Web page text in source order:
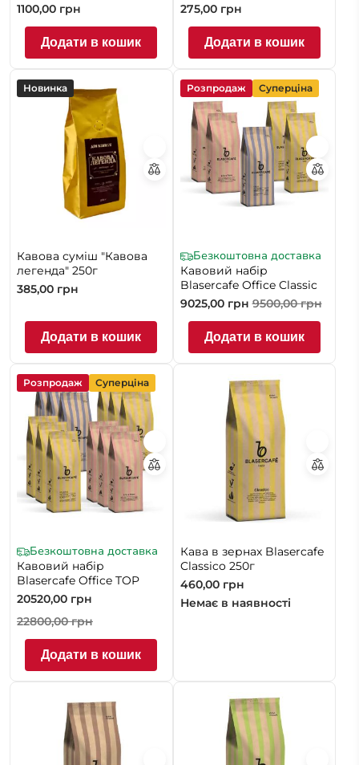
1100,00 грн
Додати в кошик
275,00 грн
Додати в кошик
Новинка
Кавова суміш "Кавова
легенда" 250г
385,00 грн
Додати в кошик
Розпродаж Суперціна
Безкоштовна доставка
Кавовий набір
Blasercafe Office Classic
9025,00 грн 9500,00грн
Додати в кошик
Розпродаж Суперціна
Безкоштовна доставка
Кавовий набір
Blasercafe Office TOP
20520,00 грн
22800,00грн
Додати в кошик
Кава в зернах Blasercafe
Classico 250г
460,00 грн
Немає в наявності